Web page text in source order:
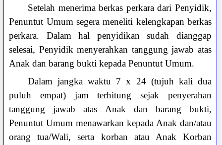
Setelah menerima berkas perkara dari Penyidik,
Penuntut Umum segera meneliti kelengkapan berkas
perkara. Dalam hal penyidikan sudah dianggap
selesai, Penyidik menyerahkan tanggung jawab atas
Anak dan barang bukti kepada Penuntut Umum.
Dalam jangka waktu 7 x 24 (tujuh kali dua
puluh empat) jam terhitung sejak penyerahan
tanggung jawab atas Anak dan barang bukti,
Penuntut Umum menawarkan kepada Anak dan/atau
orang tua/Wali, serta korban atau Anak Korban